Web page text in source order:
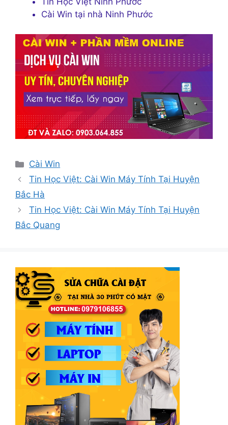
Cài Win tại nhà Ninh Phước
Danh
mục
Cài Win
Tin Học Việt: Cài Win Máy Tính Tại Huyện
Bắc Hà
Tin Học Việt: Cài Win Máy Tính Tại Huyện
Bắc Quang